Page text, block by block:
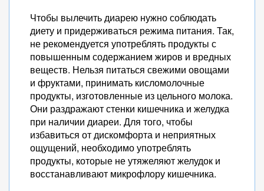
Чтобы вылечить диарею нужно соблюдать
диету и придерживаться режима питания. Так,
не рекомендуется употреблять продукты с
повышенным содержанием жиров и вредных
веществ. Нельзя питаться свежими овощами
и фруктами, принимать кисломолочные
продукты, изготовленные из цельного молока.
Они раздражают стенки кишечника и желудка
при наличии диареи. Для того, чтобы
избавиться от дискомфорта и неприятных
ощущений, необходимо употреблять
продукты, которые не утяжеляют желудок и
восстанавливают микрофлору кишечника.